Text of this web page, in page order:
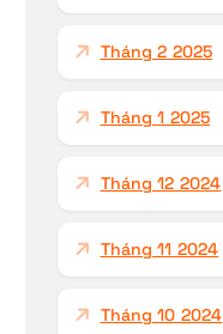
Tháng 2 2025
Tháng 1 2025
Tháng 12 2024
Tháng 11 2024
Tháng 10 2024